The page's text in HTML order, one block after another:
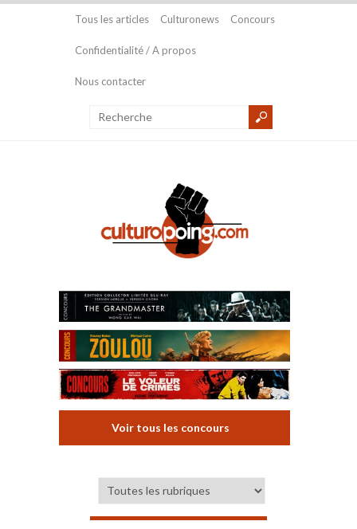
Tous les articles Culturonews Concours
Confidentialité / A propos
Nous contacter
Voir tous les concours